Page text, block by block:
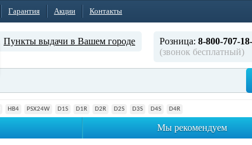
Гарантия Акции Контакты
Пункты выдачи в Вашем городе Розница: 8-800-707-
(звонок бесплатный)
HB4 PSX24W D1S D1R D2R D2S D3S D4S D4R
Мы рекомендуем